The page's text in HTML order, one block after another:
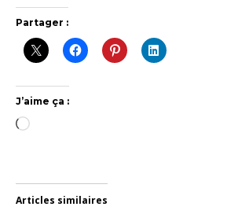
Partager :
J’aime ça :
Chargement…
Articles similaires